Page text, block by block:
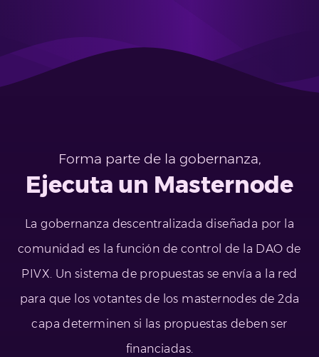
Forma parte de la gobernanza,
Ejecuta un Masternode
La gobernanza descentralizada diseñada por la
comunidad es la función de control de la DAO de
PIVX. Un sistema de propuestas se envía a la red
para que los votantes de los masternodes de 2da
capa determinen si las propuestas deben ser
financiadas.